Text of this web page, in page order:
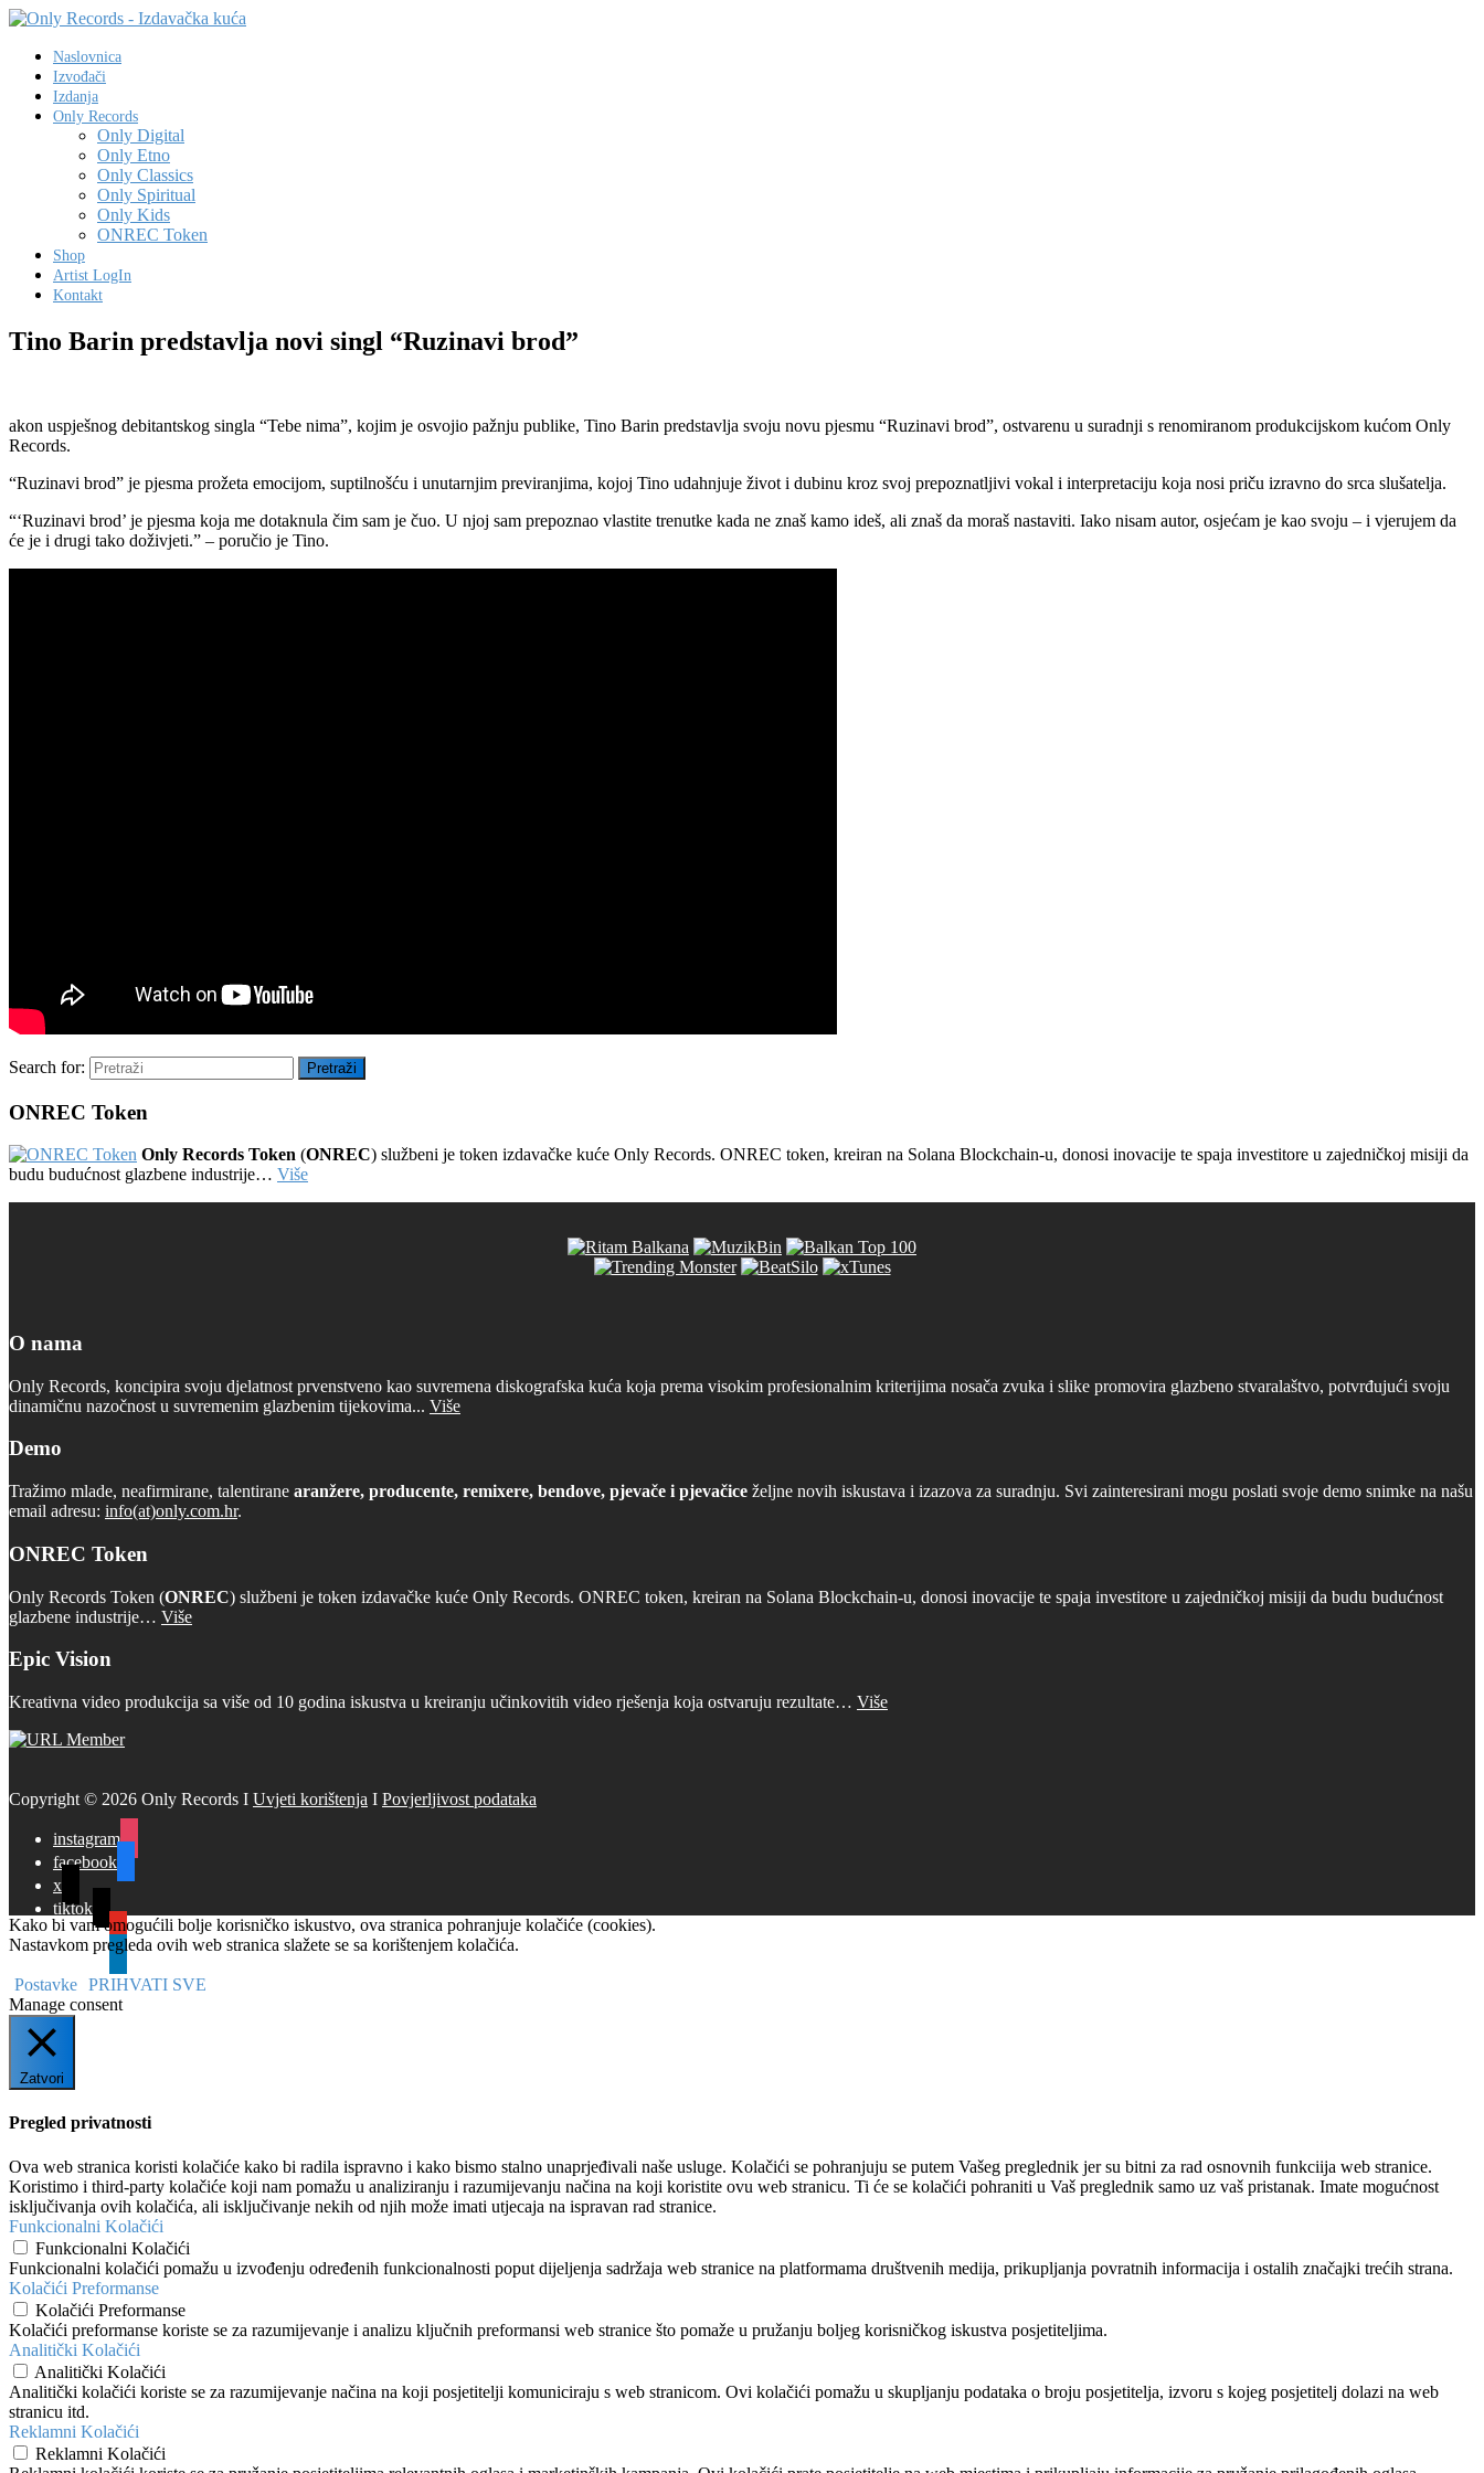
Naslovnica
Izvođači
Izdanja
Only Records
Only Digital
Only Etno
Only Classics
Only Spiritual
Only Kids
ONREC Token
Shop
Artist LogIn
Kontakt
Tino Barin predstavlja novi singl “Ruzinavi brod”
akon uspješnog debitantskog singla “Tebe nima”, kojim je osvojio pažnju publike, Tino Barin predstavlja svoju novu pjesmu “Ruzinavi brod”, ostvarenu u suradnji s renomiranom produkcijskom kućom Only
Records.
“Ruzinavi brod” je pjesma prožeta emocijom, suptilnošću i unutarnjim previranjima, kojoj Tino udahnjuje život i dubinu kroz svoj prepoznatljivi vokal i interpretaciju koja nosi priču izravno do srca slušatelja.
“‘Ruzinavi brod’ je pjesma koja me dotaknula čim sam je čuo. U njoj sam prepoznao vlastite trenutke kada ne znaš kamo ideš, ali znaš da moraš nastaviti. Iako nisam autor, osjećam je kao svoju – i vjerujem da
će je i drugi tako doživjeti.” – poručio je Tino.
Search for: Pretraži
ONREC Token
Only Records Token (ONREC) službeni je token izdavačke kuće Only Records. ONREC token, kreiran na Solana Blockchain-u, donosi inovacije te spaja investitore u zajedničkoj misiji da
budu budućnost glazbene industrije… Više
O nama
Only Records, koncipira svoju djelatnost prvenstveno kao suvremena diskografska kuća koja prema visokim profesionalnim kriterijima nosača zvuka i slike promovira glazbeno stvaralaštvo, potvrđujući svoju
dinamičnu nazočnost u suvremenim glazbenim tijekovima... Više
Demo
Tražimo mlade, neafirmirane, talentirane aranžere, producente, remixere, bendove, pjevače i pjevačice željne novih iskustava i izazova za suradnju. Svi zainteresirani mogu poslati svoje demo snimke na našu
email adresu: info(at)only.com.hr.
ONREC Token
Only Records Token (ONREC) službeni je token izdavačke kuće Only Records. ONREC token, kreiran na Solana Blockchain-u, donosi inovacije te spaja investitore u zajedničkoj misiji da budu budućnost
glazbene industrije… Više
Epic Vision
Kreativna video produkcija sa više od 10 godina iskustva u kreiranju učinkovitih video rješenja koja ostvaruju rezultate… Više
Copyright © 2026 Only Records I Uvjeti korištenja I Povjerljivost podataka
instagram
facebook
x
tiktok
youtube
linkedin
Kako bi vam omogućili bolje korisničko iskustvo, ova stranica pohranjuje kolačiće (cookies).
Nastavkom pregleda ovih web stranica slažete se sa korištenjem kolačića.
Postavke PRIHVATI SVE
Manage consent
Zatvori
Pregled privatnosti
Ova web stranica koristi kolačiće kako bi radila ispravno i kako bismo stalno unaprjeđivali naše usluge. Kolačići se pohranjuju se putem Vašeg preglednik jer su bitni za rad osnovnih funkciija web stranice.
Koristimo i third-party kolačiće koji nam pomažu u analiziranju i razumijevanju načina na koji koristite ovu web stranicu. Ti će se kolačići pohraniti u Vaš preglednik samo uz vaš pristanak. Imate mogućnost
isključivanja ovih kolačića, ali isključivanje nekih od njih može imati utjecaja na ispravan rad stranice.
Funkcionalni Kolačići
Funkcionalni Kolačići
Funkcionalni kolačići pomažu u izvođenju određenih funkcionalnosti poput dijeljenja sadržaja web stranice na platformama društvenih medija, prikupljanja povratnih informacija i ostalih značajki trećih strana.
Kolačići Preformanse
Kolačići Preformanse
Kolačići preformanse koriste se za razumijevanje i analizu ključnih preformansi web stranice što pomaže u pružanju boljeg korisničkog iskustva posjetiteljima.
Analitički Kolačići
Analitički Kolačići
Analitički kolačići koriste se za razumijevanje načina na koji posjetitelji komuniciraju s web stranicom. Ovi kolačići pomažu u skupljanju podataka o broju posjetitelja, izvoru s kojeg posjetitelj dolazi na web
stranicu itd.
Reklamni Kolačići
Reklamni Kolačići